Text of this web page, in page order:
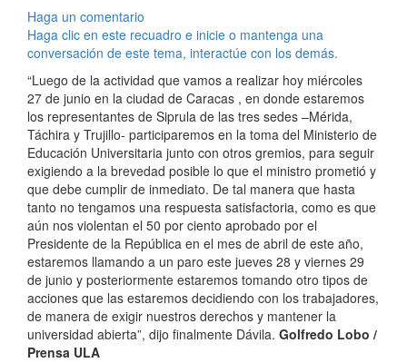
Haga un comentario
Haga clic en este recuadro e inicie o mantenga una
conversación de este tema, interactúe con los demás.
“Luego de la actividad que vamos a realizar hoy miércoles
27 de junio en la ciudad de Caracas , en donde estaremos
los representantes de Siprula de las tres sedes –Mérida,
Táchira y Trujillo- participaremos en la toma del Ministerio de
Educación Universitaria junto con otros gremios, para seguir
exigiendo a la brevedad posible lo que el ministro prometió y
que debe cumplir de inmediato. De tal manera que hasta
tanto no tengamos una respuesta satisfactoria, como es que
aún nos violentan el 50 por ciento aprobado por el
Presidente de la República en el mes de abril de este año,
estaremos llamando a un paro este jueves 28 y viernes 29
de junio y posteriormente estaremos tomando otro tipos de
acciones que las estaremos decidiendo con los trabajadores,
de manera de exigir nuestros derechos y mantener la
universidad abierta”, dijo finalmente Dávila. Golfredo Lobo /
Prensa ULA